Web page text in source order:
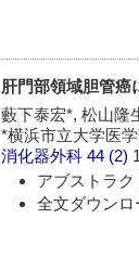
肝門部領域胆管癌
藪下泰宏*, 松山隆
*横浜市立大学医
消化器外科 44 (2)
アブストラク
全文ダウンロ